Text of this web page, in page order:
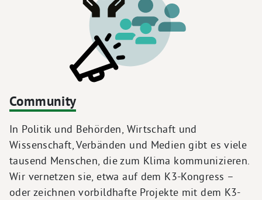
Community
In Politik und Behörden, Wirtschaft und
Wissenschaft, Verbänden und Medien gibt es viele
tausend Menschen, die zum Klima kommunizieren.
Wir vernetzen sie, etwa auf dem K3-Kongress –
oder zeichnen vorbildhafte Projekte mit dem K3-